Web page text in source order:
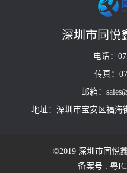
深圳市同悦
电话：
传真：
邮箱：
地址：深圳市宝安区福海
©2019 深圳市同悦
备案号 : 粤